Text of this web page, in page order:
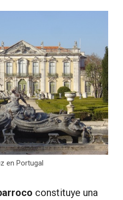
en Portugal
constituye una